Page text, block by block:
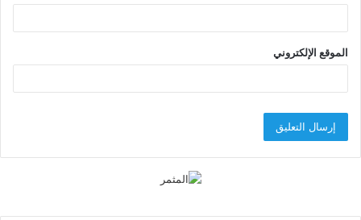
الموقع الإلكتروني